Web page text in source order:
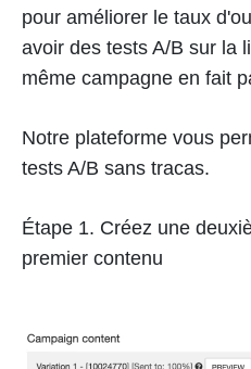
pour améliorer le taux
avoir des tests A/B sur la
même campagne en fait
Notre plateforme vous
tests A/B sans tracas.
Étape 1. Créez une
premier contenu